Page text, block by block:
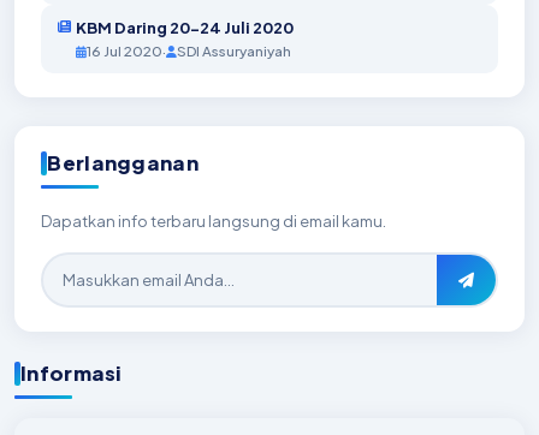
KBM Daring 20-24 Juli 2020
16 Jul 2020· SDI Assuryaniyah
Berlangganan
Dapatkan info terbaru langsung di email kamu.
Informasi